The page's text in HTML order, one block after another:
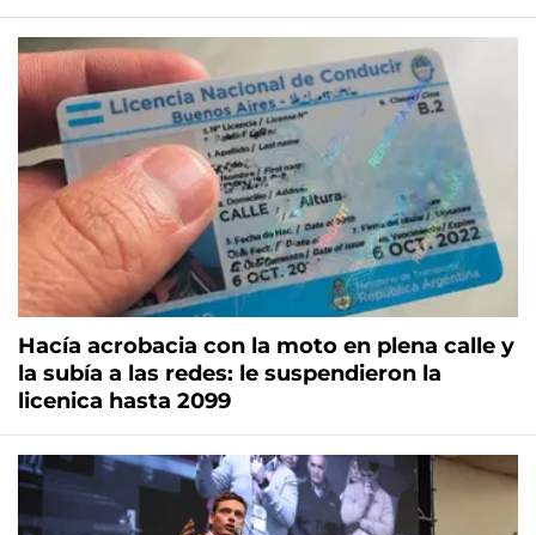
Hacía acrobacia con la moto en plena calle y
la subía a las redes: le suspendieron la
licenica hasta 2099